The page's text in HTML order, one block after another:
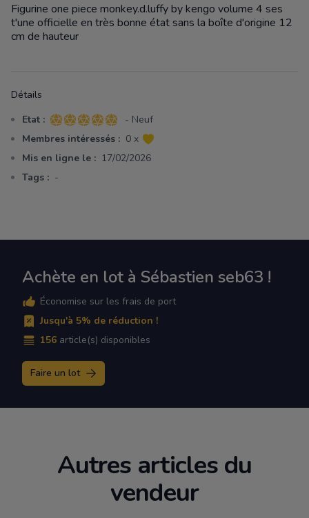
Description
Figurine one piece monkey.d.luffy by kengo volume 4 ses
t'une officielle en très bonne état sans la boîte d'origine 12
cm de hauteur
Détails
Etat : 5 sur 5 étoiles
- Neuf
Membres intéressés : 0 x
Mis en ligne le : 17/02/2026
Tags : -
Achète en lot à Sébastien seb63 !
Économise sur les frais de port
Jusqu'à 5% de réduction !
156 article(s) disponibles
Faire un lot
Autres articles du
vendeur